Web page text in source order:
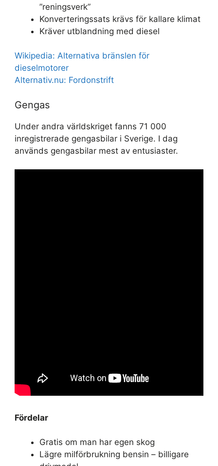
”reningsverk”
Konverteringssats krävs för kallare klimat
Kräver utblandning med diesel
Wikipedia: Alternativa bränslen för
dieselmotorer
Alternativ.nu: Fordonstrift
Gengas
Under andra världskriget fanns 71 000
inregistrerade gengasbilar i Sverige. I dag
används gengasbilar mest av entusiaster.
Fördelar
Gratis om man har egen skog
Lägre milförbrukning bensin – billigare